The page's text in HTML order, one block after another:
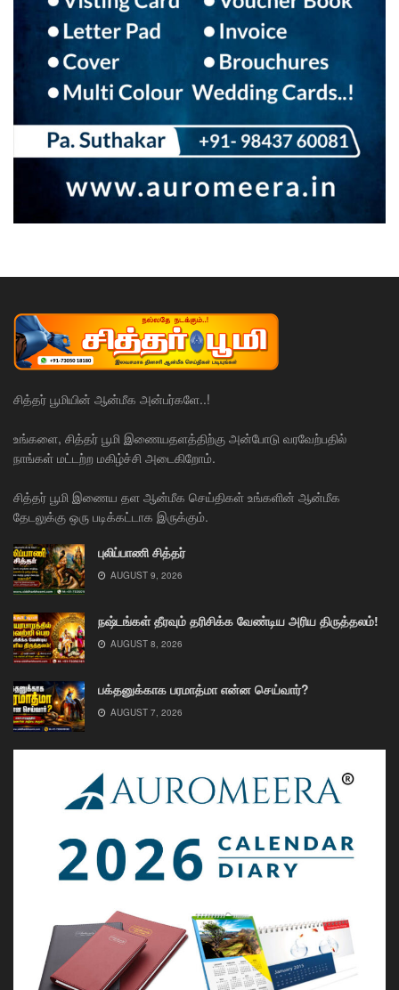
சித்தர் பூமியின் ஆன்மீக அன்பர்களே..!
உங்களை, சித்தர் பூமி இணையதளத்திற்கு அன்போடு வரவேற்பதில்
நாங்கள் மட்டற்ற மகிழ்ச்சி அடைகிறோம்.
சித்தர் பூமி இணைய தள ஆன்மீக செய்திகள் உங்களின் ஆன்மீக
தேடலுக்கு ஒரு படிக்கட்டாக இருக்கும்.
புலிப்பாணி சித்தர்
AUGUST 9, 2026
நஷ்டங்கள் தீரவும் தரிசிக்க வேண்டிய அரிய திருத்தலம்!
AUGUST 8, 2026
பக்தனுக்காக பரமாத்மா என்ன செய்வார்?
AUGUST 7, 2026